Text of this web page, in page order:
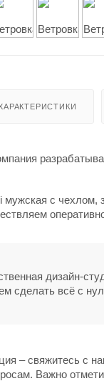
мужская с чехлом,
дизайн-
сделать всё с
– свяжитесь с
Важно